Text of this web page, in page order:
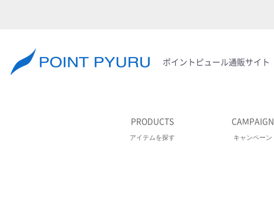
ポイントピュール通販サイト
PRODUCTS
アイテムを探す
CAMPAIGN
キャンペーン